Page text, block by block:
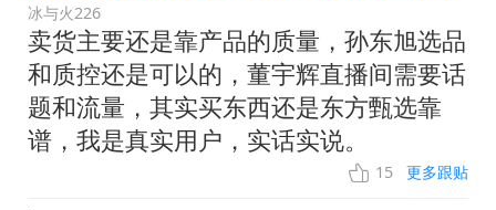
冰与火226
卖货主要还是靠产品的质量，孙东旭选品
和质控还是可以的，董宇辉直播间需要话
题和流量，其实买东西还是东方甄选靠
谱，我是真实用户，实话实说。
15 更多跟贴